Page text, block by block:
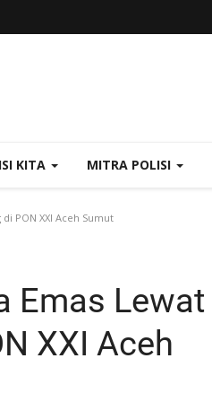
KITA MITRA POLISI
PON XXI Aceh Sumut
Emas Lewat
XXI Aceh